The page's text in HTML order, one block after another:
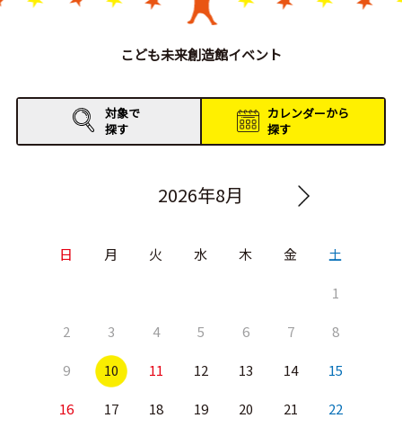
こども未来創造館イベント
対象で
探す
カレンダーから
探す
2026年8月
日 月 火 水 木 金 土
1
2 3 4 5 6 7 8
9 10 11 12 13 14 15
16 17 18 19 20 21 22